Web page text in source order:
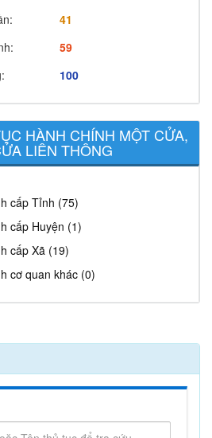
41
59
100
HÀNH CHÍNH MỘT CỬA,
LIÊN THÔNG
cấp Tỉnh (75)
cấp Huyện (1)
cấp Xã (19)
cơ quan khác (0)